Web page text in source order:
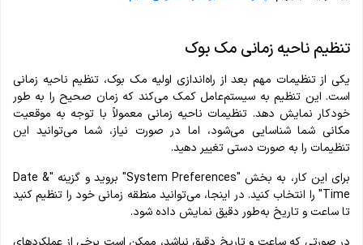
تنظیم ناحیه زمانی مک بوک
یکی از تنظیمات مهم بعد از راه‌اندازی اولیه مک بوک، تنظیم ناحیه زمانی
است. این تنظیم به سیستم‌عامل کمک می‌کند که زمان صحیح را به طور
خودکار نمایش دهد. تنظیمات ناحیه زمانی معمولاً با توجه به موقعیت
مکانی شما شناسایی می‌شود، اما در صورت نیاز، شما می‌توانید این
تنظیمات را به صورت دستی تغییر دهید.
برای این کار، به بخش "System Preferences" بروید و گزینه "Date &
Time" را انتخاب کنید. در اینجا، می‌توانید منطقه زمانی خود را تنظیم کنید
تا ساعت و تاریخ به‌طور دقیق نمایش داده شود.